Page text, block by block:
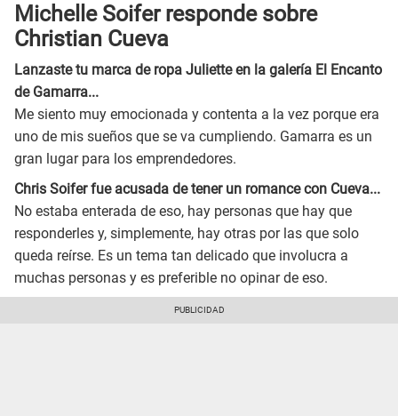
Michelle Soifer responde sobre
Christian Cueva
Lanzaste tu marca de ropa Juliette en la galería El Encanto
de Gamarra...
Me siento muy emocionada y contenta a la vez porque era
uno de mis sueños que se va cumpliendo. Gamarra es un
gran lugar para los emprendedores.
Chris Soifer fue acusada de tener un romance con Cueva...
No estaba enterada de eso, hay personas que hay que
responderles y, simplemente, hay otras por las que solo
queda reírse. Es un tema tan delicado que involucra a
muchas personas y es preferible no opinar de eso.